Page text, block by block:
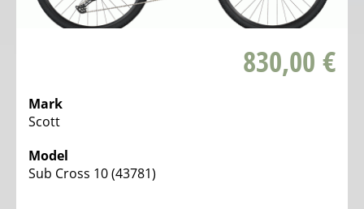
Vollgefiedert
Stadtvëloen
Klappvëloen
830,00 €
Mark
Scott
Model
Sub Cross 10 (43781)